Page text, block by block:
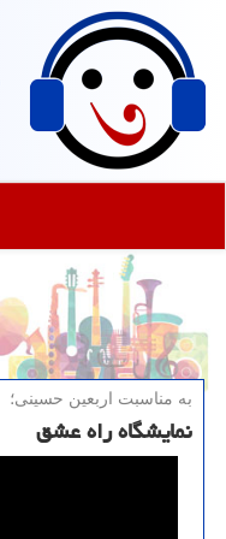
به مناسبت اربعین حسینی؛
نمایشگاه راه عشق